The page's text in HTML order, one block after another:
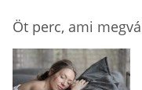
Öt perc, ami